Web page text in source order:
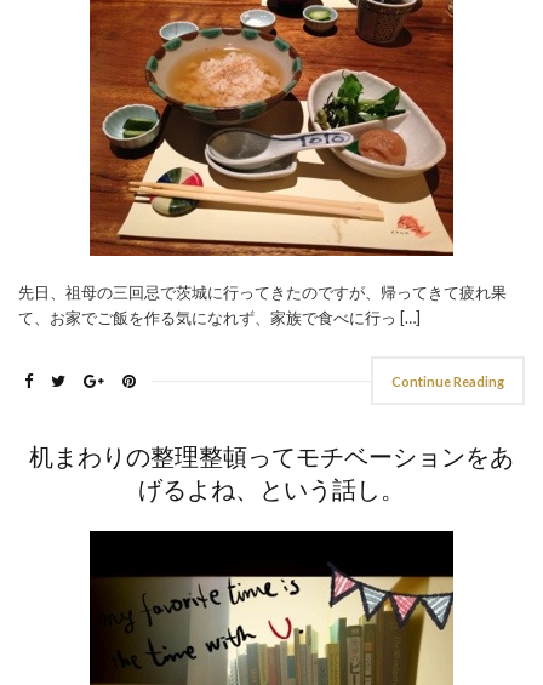
先日、祖母の三回忌で茨城に行ってきたのですが、帰ってきて疲れ果
て、お家でご飯を作る気になれず、家族で食べに行っ […]
Continue Reading
机まわりの整理整頓ってモチベーションをあ
げるよね、という話し。